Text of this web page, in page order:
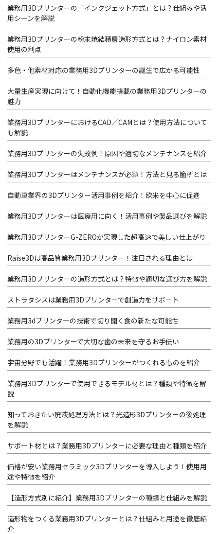
業務用3Dプリンターの「インクジェット方式」とは？仕組みや活
用シーンを解説
業務用3Dプリンターの粉末焼結積層造形方式とは？ナイロン素材
使用の利点
多色・他素材対応の業務用3Dプリンターの誕生で広かる可能性
大量生産実現に向けて！自動化機能搭載の業務用3Dプリンターの
魅力
業務用3DプリンターにおけるCAD／CAMとは？使用方法について
も解説
業務用3Dプリンターの失敗例！原因や適切なメンテナンスを紹介
業務用3Dプリンターはメンテナンスが必須！方法と見る箇所とは
自動車業界の3Dプリンター活用事例を紹介！欧米を中心に促進
業務用3Dプリンターは医療用に向く！活用事例や製品選びを解説
業務用3DプリンターG-ZEROが実現した超高速で美しい仕上がり
Raise3Dは高品質業務用3Dプリンター！注目される理由とは
業務用3Dプリンターの造形方式とは？特徴や適切な選び方を解説
ストラタシスは業務用3Dプリンターで創造力をサポート
業務用3dプリンターの技術で切り開く食の新たな可能性
業務用の3Dプリンターで大切な歯の未来を守るお手伝い
宇宙分野でも活躍！業務用3Dプリンターがつくれるものを紹介
業務用3Dプリンターで使用できるモデル材とは？種類や特徴を解
説
知っておきたい廃液処理方法とは？光造形3Dプリンターの後処理
を解説
サポート材とは？業務用3Dプリンターに必要な理由と種類を紹介
価格が安い業務用セラミック3Dプリンターを導入しよう！使用用
途や特徴を紹介
【造形方式別に紹介】業務用3Dプリンターの種類と仕組みを解説
造形物をつくる業務用3Dプリンターとは？仕組みと用途を徹底紹
介